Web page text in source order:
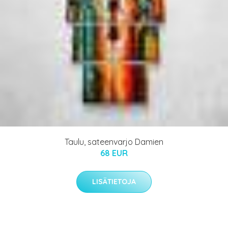
Taulu, sateenvarjo Damien
68 EUR
LISÄTIETOJA